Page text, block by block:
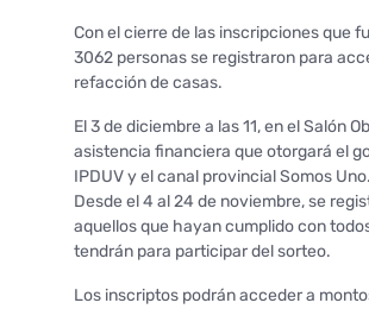
Con el cierre de las inscripciones que
3062 personas se registraron para
refacción de casas.
El 3 de diciembre a las 11, en el Salón
asistencia financiera que otorgará el
IPDUV y el canal provincial Somos Uno.
Desde el 4 al 24 de noviembre, se
aquellos que hayan cumplido con
tendrán para participar del sorteo.
Los inscriptos podrán acceder a